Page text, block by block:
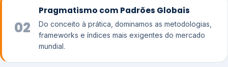
02
Pragmatismo com Padrões Globais
Do conceito à prática, dominamos as metodologias,
frameworks e índices mais exigentes do mercado
mundial.